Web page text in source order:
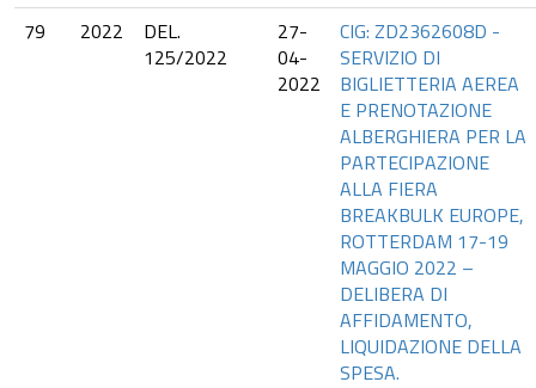
79
2022
DEL.
125/2022
27-
04-
2022
CIG: ZD2362608D -
SERVIZIO DI
BIGLIETTERIA AEREA
E PRENOTAZIONE
ALBERGHIERA PER LA
PARTECIPAZIONE
ALLA FIERA
BREAKBULK EUROPE,
ROTTERDAM 17-19
MAGGIO 2022 –
DELIBERA DI
AFFIDAMENTO,
LIQUIDAZIONE DELLA
SPESA.